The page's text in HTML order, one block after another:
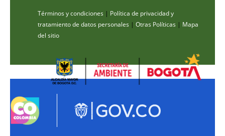
Términos y condiciones | Política de privacidad y
tratamiento de datos personales | Otras Políticas | Mapa
del sitio